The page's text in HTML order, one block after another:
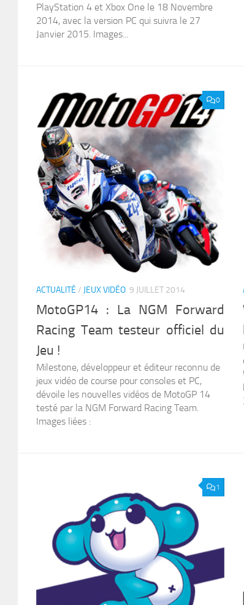
PlayStation 4 et Xbox One le 18 Novembre
2014, avec la version PC qui suivra le 27
Janvier 2015. Images...
0
ACTUALITÉ / JEUX VIDÉO 9 JUILLET 2014
MotoGP14 : La NGM Forward
Racing Team testeur officiel du
Jeu !
Milestone, développeur et éditeur reconnu de
jeux vidéo de course pour consoles et PC,
dévoile les nouvelles vidéos de MotoGP 14
testé par la NGM Forward Racing Team.
Images liées :
1